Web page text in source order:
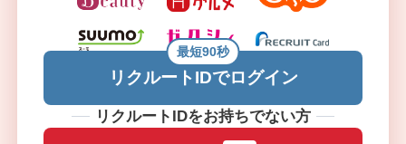
リクルートIDでログイン
最短90秒
リクルートIDをお持ちでない方